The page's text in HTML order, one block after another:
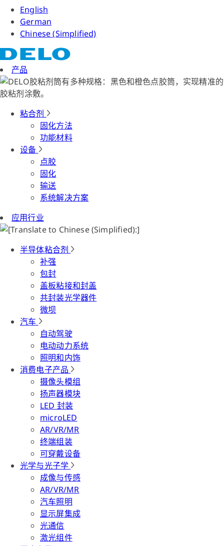
English
German
Chinese (Simplified)
产品
粘合剂
固化方法
功能材料
设备
点胶
固化
输送
系统解决方案
应用行业
半导体粘合剂
补强
包封
盖板粘接和封盖
共封装光学器件
微坝
汽车
自动驾驶
电动动力系统
照明和内饰
消费电子产品
摄像头模组
扬声器模块
LED 封装
microLED
AR/VR/MR
终端组装
可穿戴设备
光学与光子学
成像与传感
AR/VR/MR
汽车照明
显示屏集成
光通信
激光组件